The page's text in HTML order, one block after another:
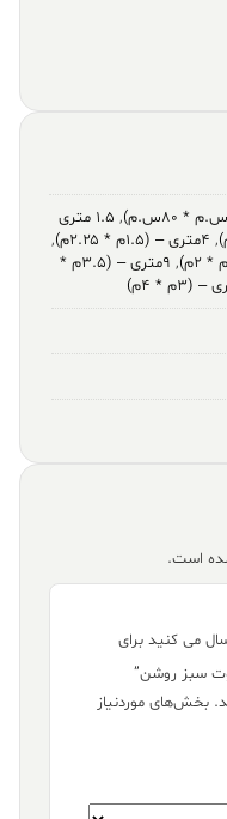
,
۱.۵ متری
, ۴متری – (۱.۵م * ۲.۲۵م)
,
,
۹متری – (۳.۵م *
است.
می کنید برای
بخش‌های موردنیاز